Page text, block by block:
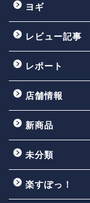
ヨギ
レビュー記事
レポート
店舗情報
新商品
未分類
楽すぽっ！